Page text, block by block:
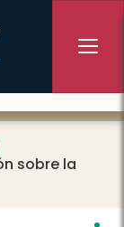
sobre la